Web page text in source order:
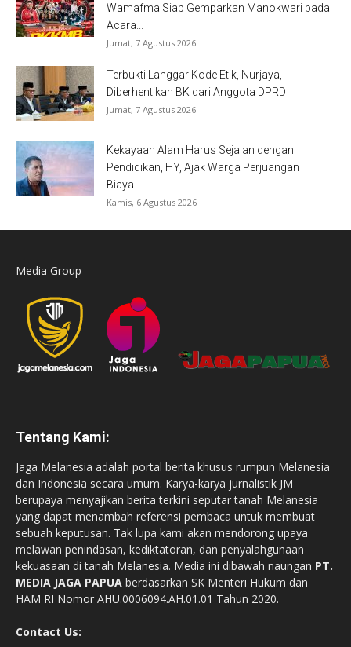
Wamafma Siap Gemparkan Manokwari pada
Acara...
Jumat, 7 Agustus 2026
Terbukti Langgar Kode Etik, Nurjaya,
Diberhentikan BK dari Anggota DPRD
Jumat, 7 Agustus 2026
Kekayaan Alam Harus Sejalan dengan
Pendidikan, HY, Ajak Warga Perjuangan
Biaya...
Kamis, 6 Agustus 2026
Media Group
Tentang Kami:
Jaga Melanesia adalah portal berita khusus rumpun Melanesia
dan Indonesia secara umum. Karya-karya jurnalistik JM
berupaya menyajikan berita terkini seputar tanah Melanesia
yang dapat menambah referensi pembaca untuk membuat
sebuah keputusan. Tak lupa kami akan mendorong upaya
melawan penindasan, kediktatoran, dan penyalahgunaan
kekuasaan di tanah Melanesia. Media ini dibawah naungan PT.
MEDIA JAGA PAPUA berdasarkan SK Menteri Hukum dan
HAM RI Nomor AHU.0006094.AH.01.01 Tahun 2020.
Contact Us: